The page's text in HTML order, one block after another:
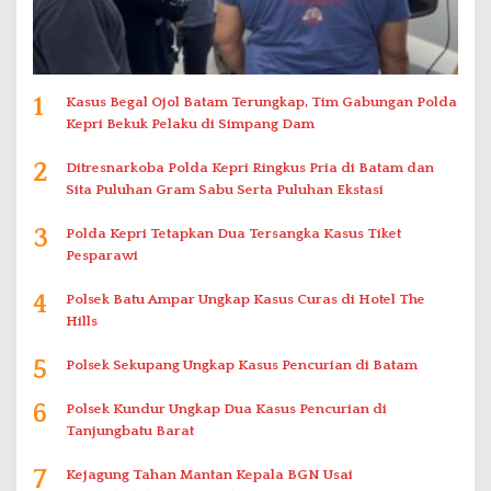
1
Kasus Begal Ojol Batam Terungkap, Tim Gabungan Polda
Kepri Bekuk Pelaku di Simpang Dam
2
Ditresnarkoba Polda Kepri Ringkus Pria di Batam dan
Sita Puluhan Gram Sabu Serta Puluhan Ekstasi
3
Polda Kepri Tetapkan Dua Tersangka Kasus Tiket
Pesparawi
4
Polsek Batu Ampar Ungkap Kasus Curas di Hotel The
Hills
5 Polsek Sekupang Ungkap Kasus Pencurian di Batam
6
Polsek Kundur Ungkap Dua Kasus Pencurian di
Tanjungbatu Barat
7
Kejagung Tahan Mantan Kepala BGN Usai